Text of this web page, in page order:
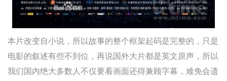
本片改变自小说，所以故事的整个框架起码是完整的，只是
电影的叙述有些不到位，再说国外大片都是英文原声，所以
我们国内绝大多数人不仅要看画面还得兼顾字幕，难免会遗